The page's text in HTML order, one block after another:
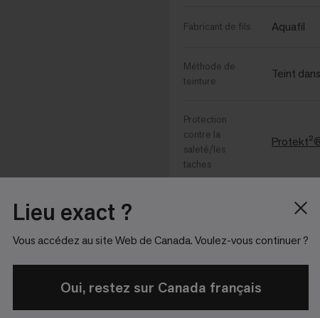
Lieu exact ?
Vous accédez au site Web de Canada. Voulez-vous continuer ?
Oui, restez sur Canada français
Fabricant de fils Aquafil
Méthode de
teinture
Teint
Protection
contre la
saleté/les
taches
Intersept®
Plus de